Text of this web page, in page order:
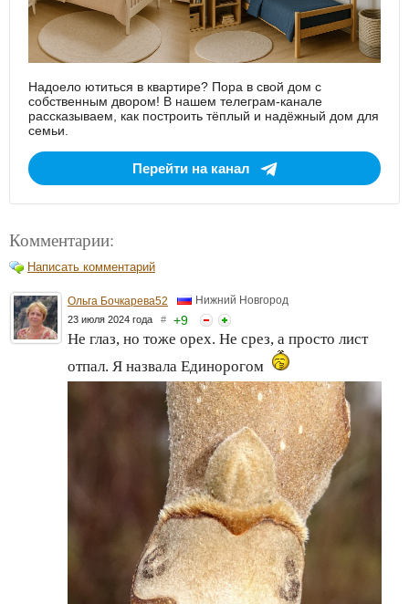
Надоело ютиться в квартире? Пора в свой дом с
собственным двором! В нашем телеграм-канале
рассказываем, как построить тёплый и надёжный дом для
семьи.
Перейти на канал
Комментарии:
Написать комментарий
Ольга Бочкарева52 Нижний Новгород
23 июля 2024 года # +9
Не глаз, но тоже орех. Не срез, а просто лист
отпал. Я назвала Единорогом